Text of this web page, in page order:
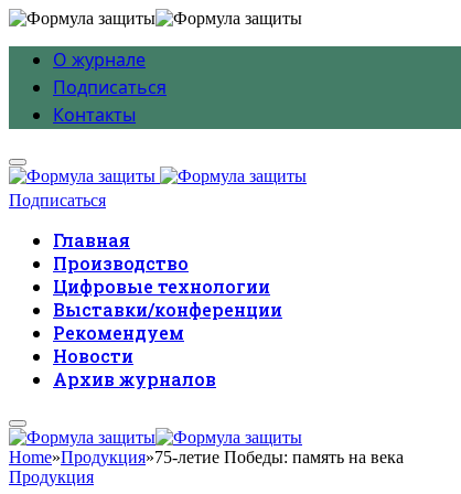
О журнале
Подписаться
Контакты
Подписаться
Главная
Производство
Цифровые технологии
Выставки/конференции
Рекомендуем
Новости
Архив журналов
Home»Продукция»75-летие Победы: память на века
Продукция